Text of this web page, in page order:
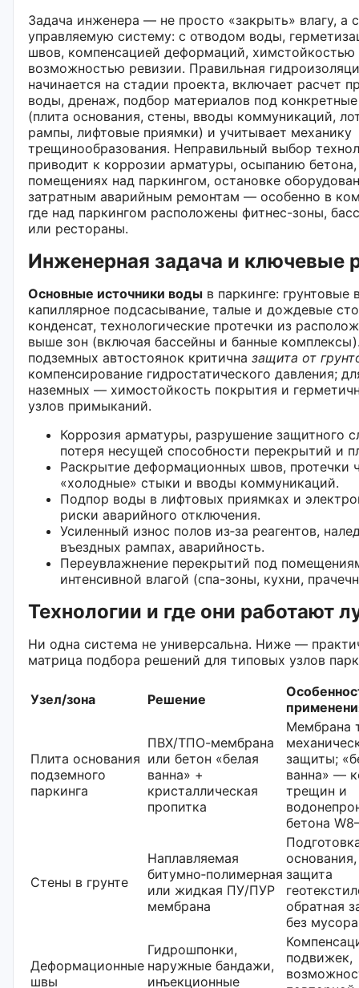
Задача инженера — не просто «закрыть» влагу, а
управляемую систему: с отводом воды,
швов, компенсацией деформаций, химстойкостью
возможностью ревизии. Правильная
начинается на стадии проекта, включает расчет
воды, дренаж, подбор материалов под
(плита основания, стены, вводы коммуникаций,
рампы, лифтовые приямки) и учитывает механику
трещинообразования. Неправильный выбор
приводит к коррозии арматуры, осыпанию бетона,
помещениях над паркингом, остановке
затратным аварийным ремонтам — особенно в
где над паркингом расположены фитнес-зоны,
или рестораны.
Инженерная задача и ключевые
Основные источники воды в паркинге: грунтовые
капиллярное подсасывание, талые и дождевые
конденсат, технологические протечки из
выше зон (включая бассейны и банные
подземных автостоянок критична защита от
компенсирование гидростатического давления;
наземных — химостойкость покрытия и
узлов примыканий.
Коррозия арматуры, разрушение защитного
потеря несущей способности перекрытий и
Раскрытие деформационных швов, протечки
«холодные» стыки и вводы коммуникаций.
Подпор воды в лифтовых приямках и
риски аварийного отключения.
Усиленный износ полов из‑за реагентов,
въездных рампах, аварийность.
Переувлажнение перекрытий под
интенсивной влагой (спа-зоны, кухни,
Технологии и где они работают
Ни одна система не универсальна. Ниже —
матрица подбора решений для типовых узлов
Узел/зона Решение
Плита основания
подземного
паркинга
ПВХ/ТПО-мембрана
или бетон «белая
ванна» +
кристаллическая
пропитка
Мембрана
защиты;
ванна» —
трещин и
бетона
Стены в грунте
Наплавляемая
битумно‑полимерная
или жидкая ПУ/ПУР
мембрана
защита
обратная
без мусора
Деформационные
швы
Гидрошпонки,
наружные бандажи,
инъекционные
подвижек,